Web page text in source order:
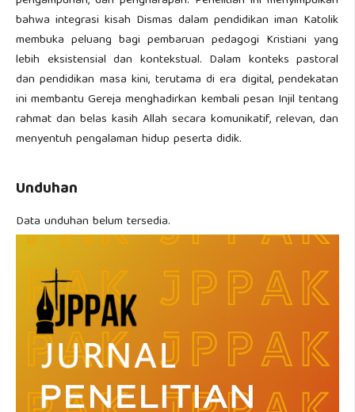
bahwa integrasi kisah Dismas dalam pendidikan iman Katolik
membuka peluang bagi pembaruan pedagogi Kristiani yang
lebih eksistensial dan kontekstual. Dalam konteks pastoral
dan pendidikan masa kini, terutama di era digital, pendekatan
ini membantu Gereja menghadirkan kembali pesan Injil tentang
rahmat dan belas kasih Allah secara komunikatif, relevan, dan
menyentuh pengalaman hidup peserta didik.
Unduhan
Data unduhan belum tersedia.